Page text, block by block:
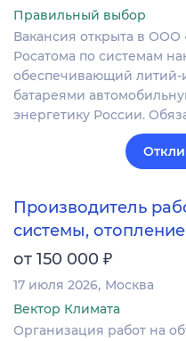
Правильный выбор
Вакансия открыта в ООО
Росатома по системам
обеспечивающий
батареями
энергетику России.
Производитель
системы,
от 150 000 ₽
17 июля 2026 Москва
Вектор Климата
Организация работ на